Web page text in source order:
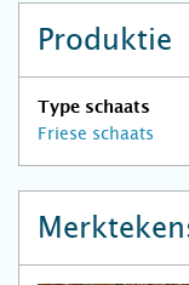
Produktie
Type schaats
Friese schaats